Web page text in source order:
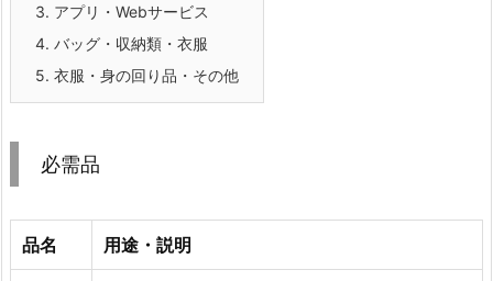
3. アプリ・Webサービス
4. バッグ・収納類・衣服
5. 衣服・身の回り品・その他
必需品
品名 用途・説明